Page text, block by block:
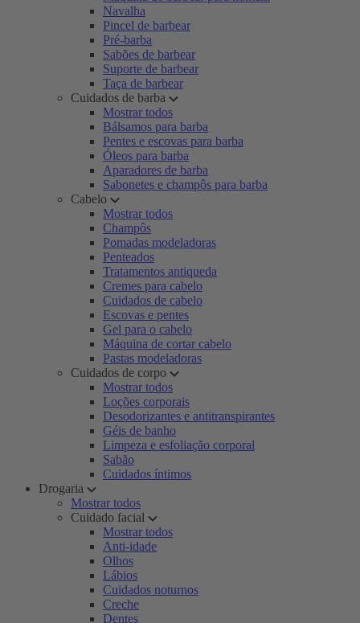
Navalha
Pincel de barbear
Pré-barba
Sabões de barbear
Suporte de barbear
Taça de barbear
Cuidados de barba
Mostrar todos
Bálsamos para barba
Pentes e escovas para barba
Óleos para barba
Aparadores de barba
Sabonetes e champôs para barba
Cabelo
Mostrar todos
Champôs
Pomadas modeladoras
Penteados
Tratamentos antiqueda
Cremes para cabelo
Cuidados de cabelo
Escovas e pentes
Gel para o cabelo
Máquina de cortar cabelo
Pastas modeladoras
Cuidados de corpo
Mostrar todos
Loções corporais
Desodorizantes e antitranspirantes
Géis de banho
Limpeza e esfoliação corporal
Sabão
Cuidados íntimos
Drogaria
Mostrar todos
Cuidado facial
Mostrar todos
Anti-idade
Olhos
Lábios
Cuidados noturnos
Creche
Dentes